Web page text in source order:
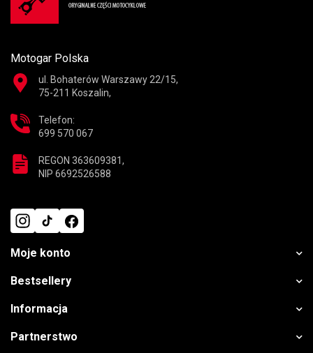
Motogar Polska
ul. Bohaterów Warszawy 22/15,
75-211 Koszalin,
Telefon:
699 570 067
REGON 363609381,
NIP 6692526588
Moje konto
Bestsellery
Informacja
Partnerstwo